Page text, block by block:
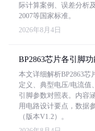
际计算案例、误差分析
2007等国家标准。
2026年8月4日
BP2863芯片各引脚
本文详细解析BP2863
定义、典型电压/电流值
引脚参数对照表。内容
用电路设计要点，数据
（版本V1.2）。